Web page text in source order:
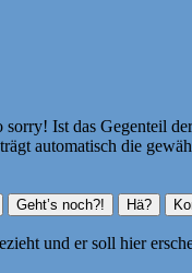
Ist das Gegenteil
automatisch die
und er soll hier